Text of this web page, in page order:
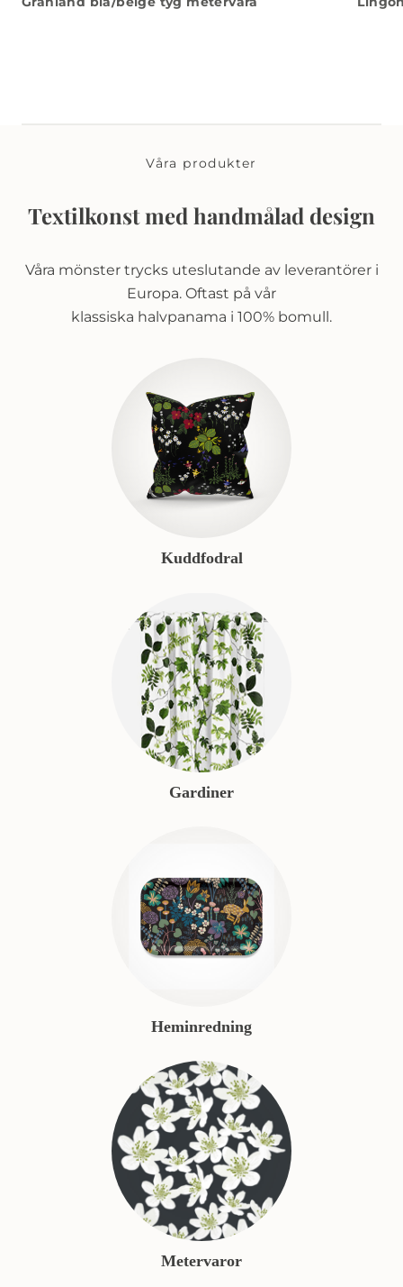
Våra produkter
Textilkonst med handmålad design
Våra mönster trycks uteslutande av leverantörer i
Europa. Oftast på vår
klassiska halvpanama i 100% bomull.
Kuddfodral
Gardiner
Heminredning
Metervaror